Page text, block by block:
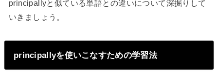
principallyと似ている単語との違いについて深掘りして
いきましょう。
principallyを使いこなすための学習法